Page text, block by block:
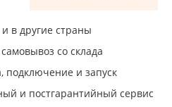
в другие страны
со склада
подключение и запуск
и постгарантийный сервис